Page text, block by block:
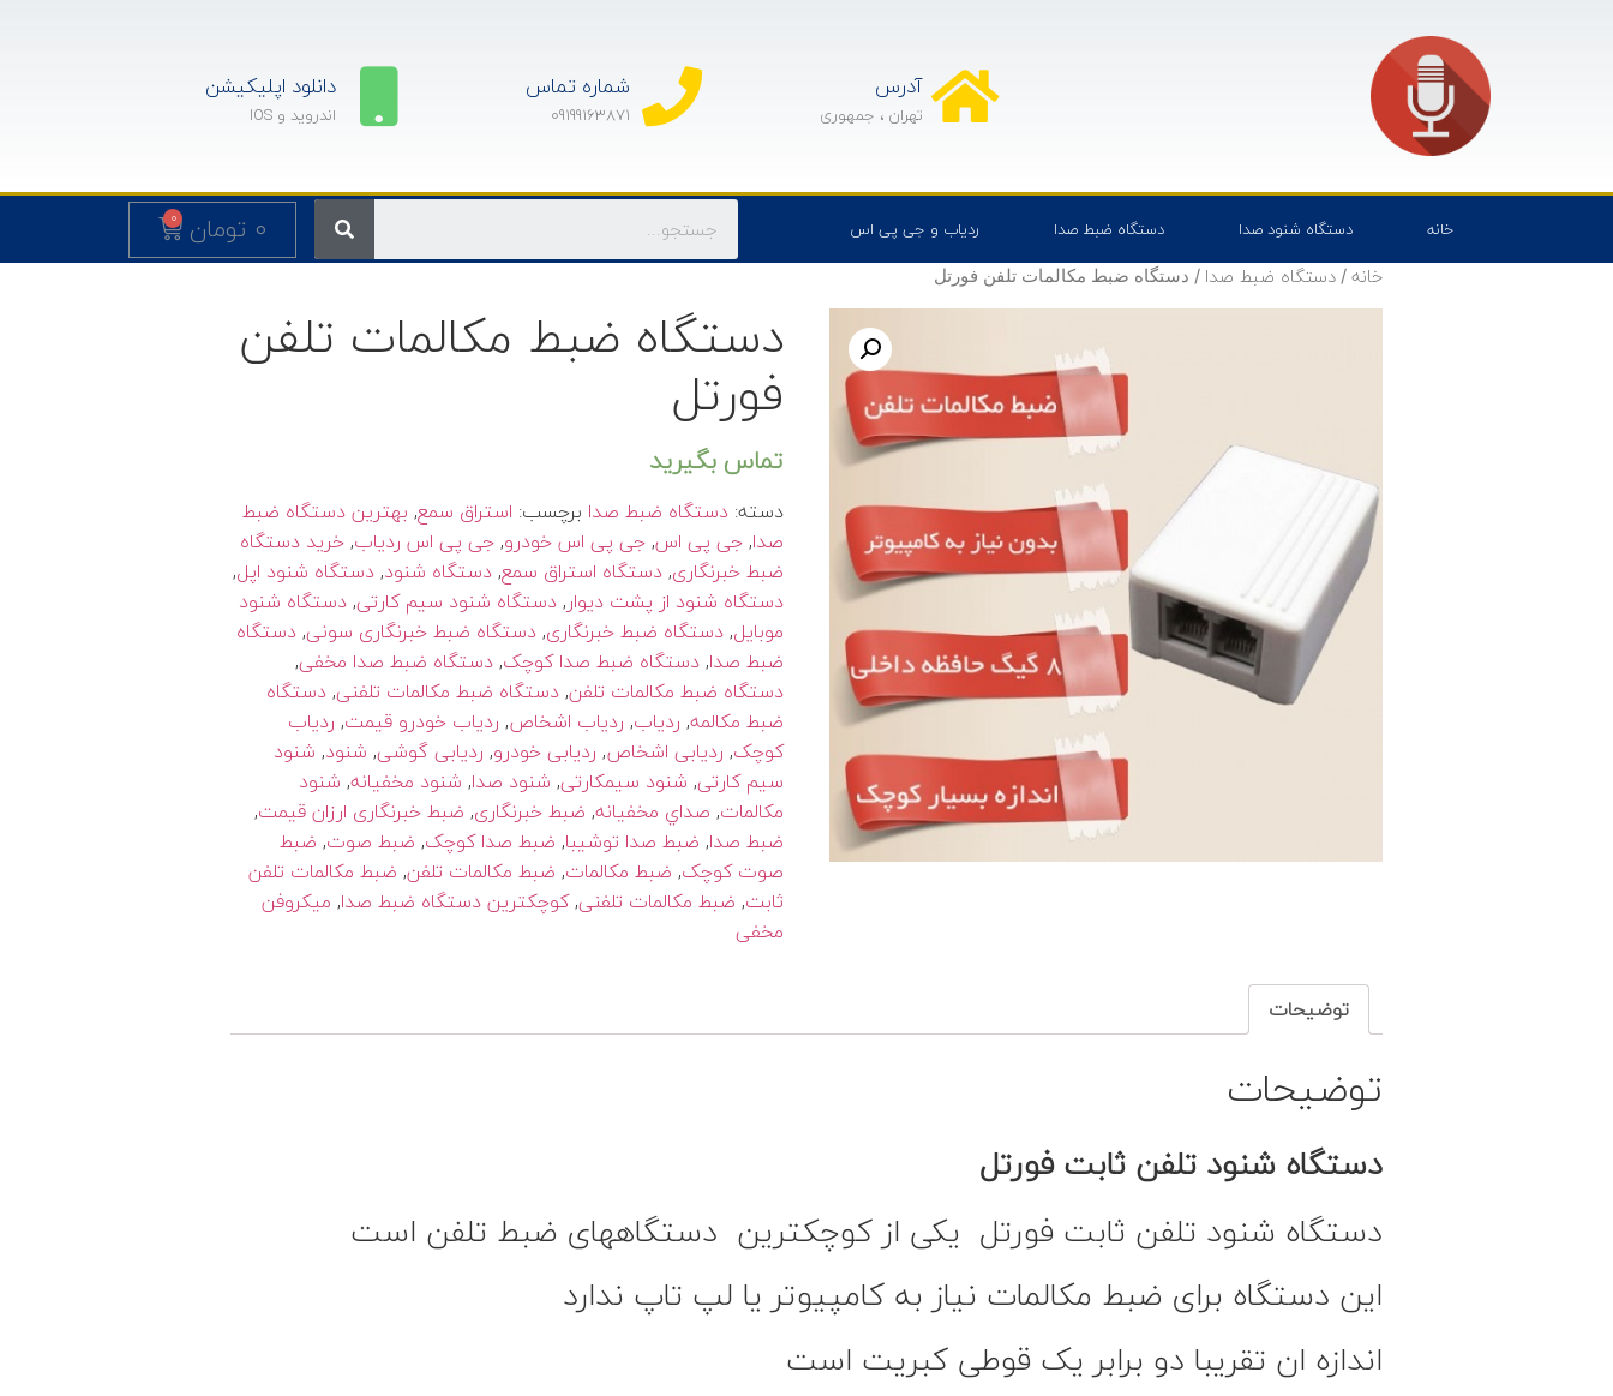
آدرس
تهران ، جمهوری
شماره تماس
09199163871
دانلود اپلیکیشن
اندروید و IOS
خانه دستگاه شنود صدا دستگاه ضبط صدا ردیاب و جی پی اس ۰ تومان 0
خانه / دستگاه ضبط صدا / دستگاه ضبط مکالمات تلفن فورتل
دستگاه ضبط مکالمات تلفن
فورتل
تماس بگیرید
دسته:دستگاه ضبط صدا برچسب: استراق سمع, بهترین دستگاه ضبط
صدا,جی پی اس,جی پی اس خودرو,جی پی اس ردیاب,خرید دستگاه
ضبط خبرنگاری,دستگاه استراق سمع,دستگاه شنود,دستگاه شنود اپل,
دستگاه شنود از پشت دیوار,دستگاه شنود سیم کارتی,دستگاه شنود
موبایل,دستگاه ضبط خبرنگاری,دستگاه ضبط خبرنگاری سونی,دستگاه
ضبط صدا,دستگاه ضبط صدا کوچک,دستگاه ضبط صدا مخفی,
دستگاه ضبط مکالمات تلفن,دستگاه ضبط مکالمات تلفنی,دستگاه
ضبط مکالمه, ردیاب, ردیاب اشخاص, ردیاب خودرو قیمت, ردیاب
کوچک, ردیابی اشخاص, ردیابی خودرو, ردیابی گوشی, شنود, شنود
سیم کارتی, شنود سیمکارتی, شنود صدا, شنود مخفيانه, شنود
مکالمات, صداي مخفيانه, ضبط خبرنگاری, ضبط خبرنگاری ارزان قیمت,
ضبط صدا, ضبط صدا توشیبا, ضبط صدا کوچک, ضبط صوت, ضبط
صوت کوچک, ضبط مکالمات, ضبط مکالمات تلفن, ضبط مکالمات تلفن
ثابت, ضبط مکالمات تلفنی,کوچکترین دستگاه ضبط صدا, میکروفن
مخفی
توضیحات
توضیحات
دستگاه شنود تلفن ثابت فورتل
دستگاه شنود تلفن ثابت فورتل یکی از کوچکترین دستگاههای ضبط تلفن است
این دستگاه برای ضبط مکالمات نیاز به کامپیوتر یا لپ تاپ ندارد
اندازه ان تقریبا دو برابر یک قوطی کبریت است